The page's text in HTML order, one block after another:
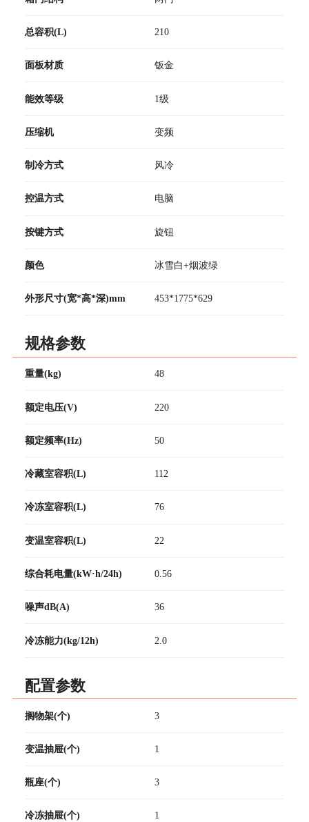
总容积(L) 210
面板材质 钣金
能效等级 1级
压缩机 变频
制冷方式 风冷
控温方式 电脑
按键方式 旋钮
颜色 冰雪白+烟波绿
外形尺寸(宽*高*深)mm 453*1775*629
规格参数
重量(kg) 48
额定电压(V) 220
额定频率(Hz) 50
冷藏室容积(L) 112
冷冻室容积(L) 76
变温室容积(L) 22
综合耗电量(kW·h/24h) 0.56
噪声dB(A) 36
冷冻能力(kg/12h) 2.0
配置参数
搁物架(个) 3
变温抽屉(个) 1
瓶座(个) 3
冷冻抽屉(个) 1